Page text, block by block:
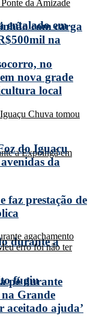
entalado em
no
durante a
fugiu
com carga
na
nova grade
local
do Iguaçu
da
faz prestação de
pé durante
Grande
aceitado ajuda’